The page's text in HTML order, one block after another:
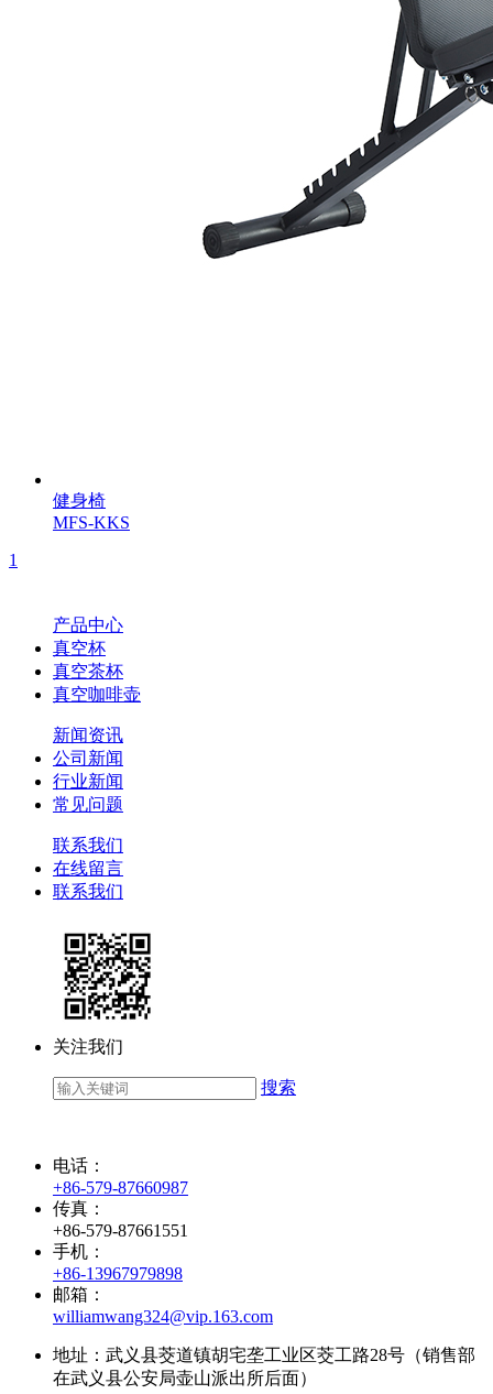
健身椅
MFS-KKS
1
产品中心
真空杯
真空茶杯
真空咖啡壶
新闻资讯
公司新闻
行业新闻
常见问题
联系我们
在线留言
联系我们
关注我们
搜索
电话：
+86-579-87660987
传真：
+86-579-87661551
手机：
+86-13967979898
邮箱：
williamwang324@vip.163.com
地址：武义县茭道镇胡宅垄工业区茭工路28号（销售部
在武义县公安局壶山派出所后面）